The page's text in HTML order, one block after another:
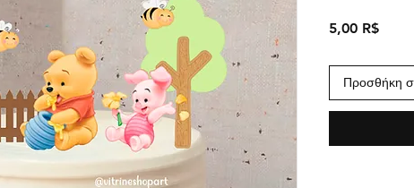
5,00 R$Τιμή
Προσθήκη